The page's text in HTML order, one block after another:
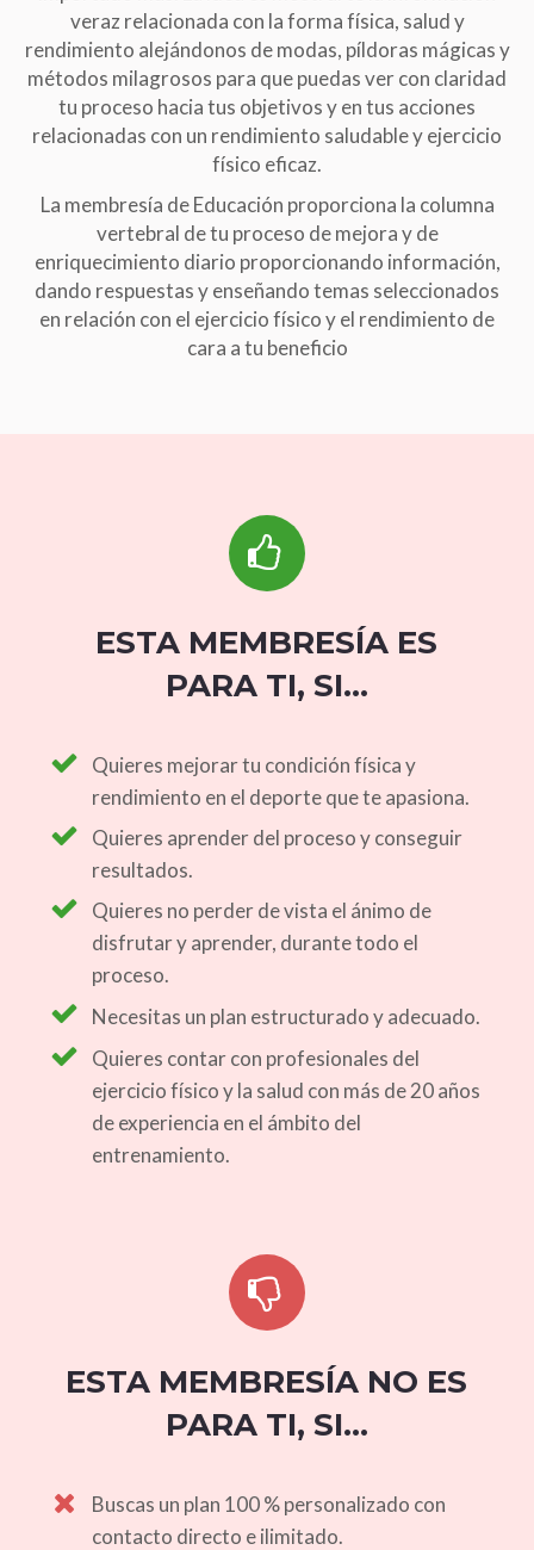
veraz relacionada con la forma física, salud y
rendimiento alejándonos de modas, píldoras mágicas y
métodos milagrosos para que puedas ver con claridad
tu proceso hacia tus objetivos y en tus acciones
relacionadas con un rendimiento saludable y ejercicio
físico eficaz.
La membresía de Educación proporciona la columna
vertebral de tu proceso de mejora y de
enriquecimiento diario proporcionando información,
dando respuestas y enseñando temas seleccionados
en relación con el ejercicio físico y el rendimiento de
cara a tu beneficio
ESTA MEMBRESÍA ES
PARA TI, SI...
Quieres mejorar tu condición física y
rendimiento en el deporte que te apasiona.
Quieres aprender del proceso y conseguir
resultados.
Quieres no perder de vista el ánimo de
disfrutar y aprender, durante todo el
proceso.
Necesitas un plan estructurado y adecuado.
Quieres contar con profesionales del
ejercicio físico y la salud con más de 20 años
de experiencia en el ámbito del
entrenamiento.
ESTA MEMBRESÍA NO ES
PARA TI, SI...
Buscas un plan 100 % personalizado con
contacto directo e ilimitado.